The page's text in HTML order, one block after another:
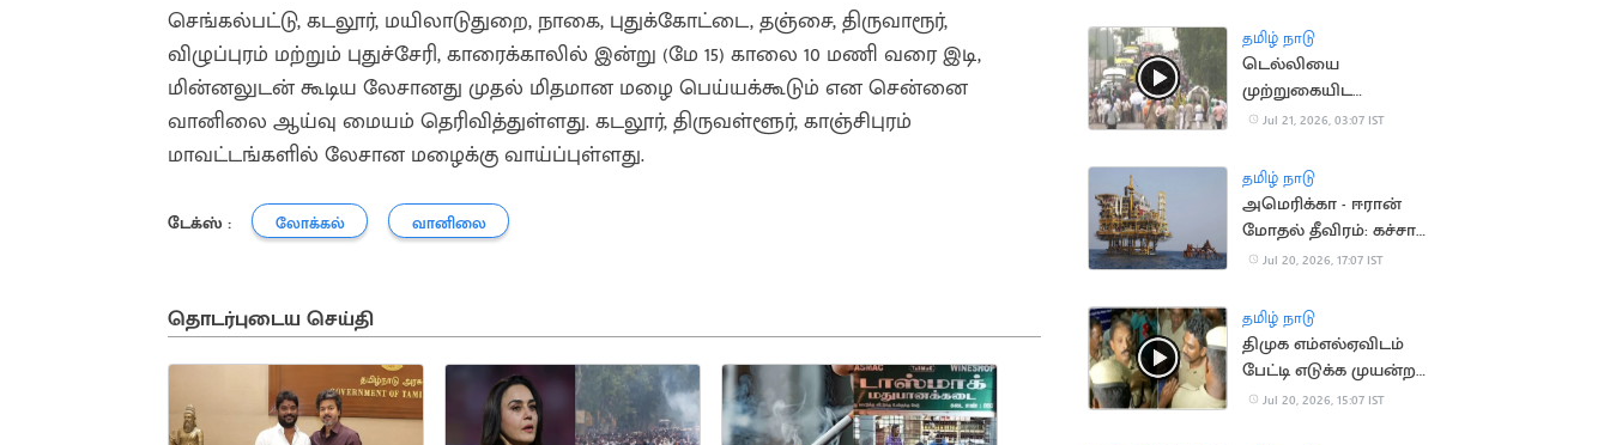
செங்கல்பட்டு, கடலூர், மயிலாடுதுறை, நாகை, புதுக்கோட்டை, தஞ்சை, திருவாரூர்,
விழுப்புரம் மற்றும் புதுச்சேரி, காரைக்காலில் இன்று (மே 15) காலை 10 மணி வரை இடி,
மின்னலுடன் கூடிய லேசானது முதல் மிதமான மழை பெய்யக்கூடும் என சென்னை
வானிலை ஆய்வு மையம் தெரிவித்துள்ளது. கடலூர், திருவள்ளூர், காஞ்சிபுரம்
மாவட்டங்களில் லேசான மழைக்கு வாய்ப்புள்ளது.
டேக்ஸ் : லோக்கல் வானிலை
தொடர்புடைய செய்தி
தமிழ் நாடு
டெல்லியை
முற்றுகையிட
விவசாயிகள் ஆயத்தம்
Jul 21, 2026, 03:07 IST
தமிழ் நாடு
அமெரிக்கா - ஈரான்
மோதல் தீவிரம்: கச்சா
எண்ணெய் தட்டுப்பாடு
Jul 20, 2026, 17:07 IST
தமிழ் நாடு
திமுக எம்எல்ஏவிடம்
பேட்டி எடுக்க முயன்ற
செய்தியாளர்களுக்கு
Jul 20, 2026, 15:07 IST